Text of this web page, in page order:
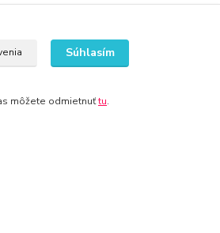
Súhlasím
môžete odmietnuťtu.